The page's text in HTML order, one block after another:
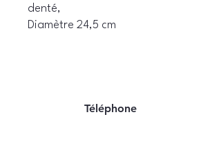
denté,
Diamètre 24,5 cm
Téléphone